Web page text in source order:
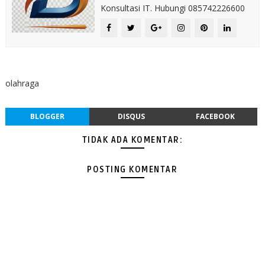
Konsultasi IT. Hubungi 085742226600
olahraga
BLOGGER DISQUS FACEBOOK
TIDAK ADA KOMENTAR:
POSTING KOMENTAR